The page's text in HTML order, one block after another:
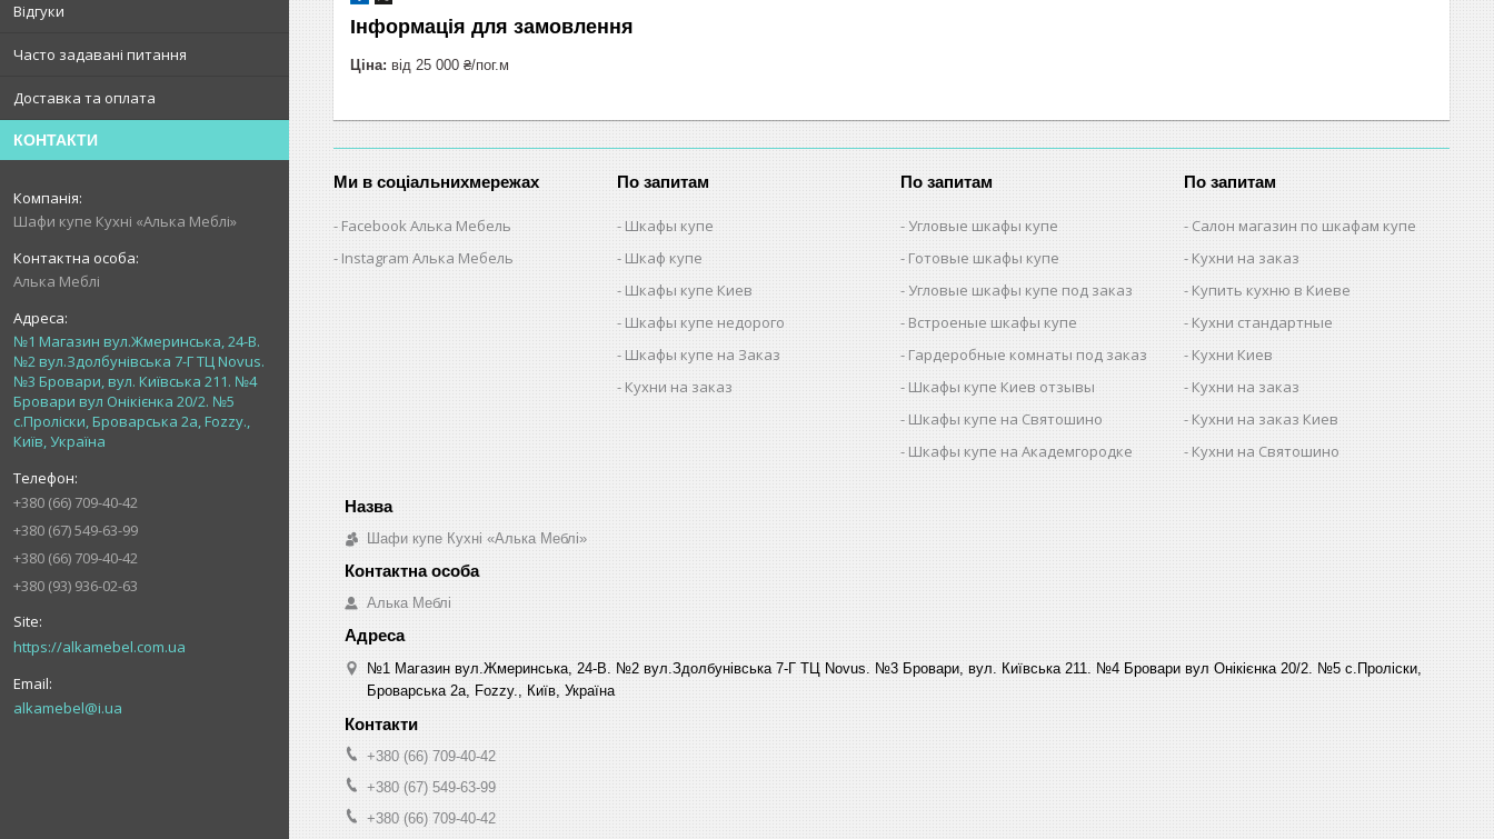
Відгуки
Часто задавані питання
Доставка та оплата
КОНТАКТИ
Шафи купе Кухні «Алька Меблі»
Алька Меблі
№1 Магазин вул.Жмеринська, 24-В.
№2 вул.Здолбунівська 7-Г ТЦ Novus.
№3 Бровари, вул. Київська 211. №4
Бровари вул Онікієнка 20/2. №5
с.Проліски, Броварська 2а, Fozzy.,
Київ, Україна
+380 (66) 709-40-42
+380 (67) 549-63-99
+380 (66) 709-40-42
+380 (93) 936-02-63
https://alkamebel.com.ua
alkamebel@i.ua
Інформація для замовлення
Ціна: від 25 000 ₴/пог.м
Ми в соціальнихмережах
Facebook Алька Мебель
Instagram Алька Мебель
По запитам
Шкафы купе
Шкаф купе
Шкафы купе Киев
Шкафы купе недорого
Шкафы купе на Заказ
Кухни на заказ
По запитам
Угловые шкафы купе
Готовые шкафы купе
Угловые шкафы купе под заказ
Встроеные шкафы купе
Гардеробные комнаты под заказ
Шкафы купе Киев отзывы
Шкафы купе на Святошино
Шкафы купе на Академгородке
По запитам
Салон магазин по шкафам купе
Кухни на заказ
Купить кухню в Киеве
Кухни стандартные
Кухни Киев
Кухни на заказ
Кухни на заказ Киев
Кухни на Святошино
Шафи купе Кухні «Алька Меблі»
Алька Меблі
№1 Магазин вул.Жмеринська, 24-В. №2 вул.Здолбунівська 7-Г ТЦ Novus. №3 Бровари, вул. Київська 211. №4 Бровари вул Онікієнка 20/2. №5 с.Проліски,
Броварська 2а, Fozzy., Київ, Україна
+380 (66) 709-40-42
+380 (67) 549-63-99
+380 (66) 709-40-42